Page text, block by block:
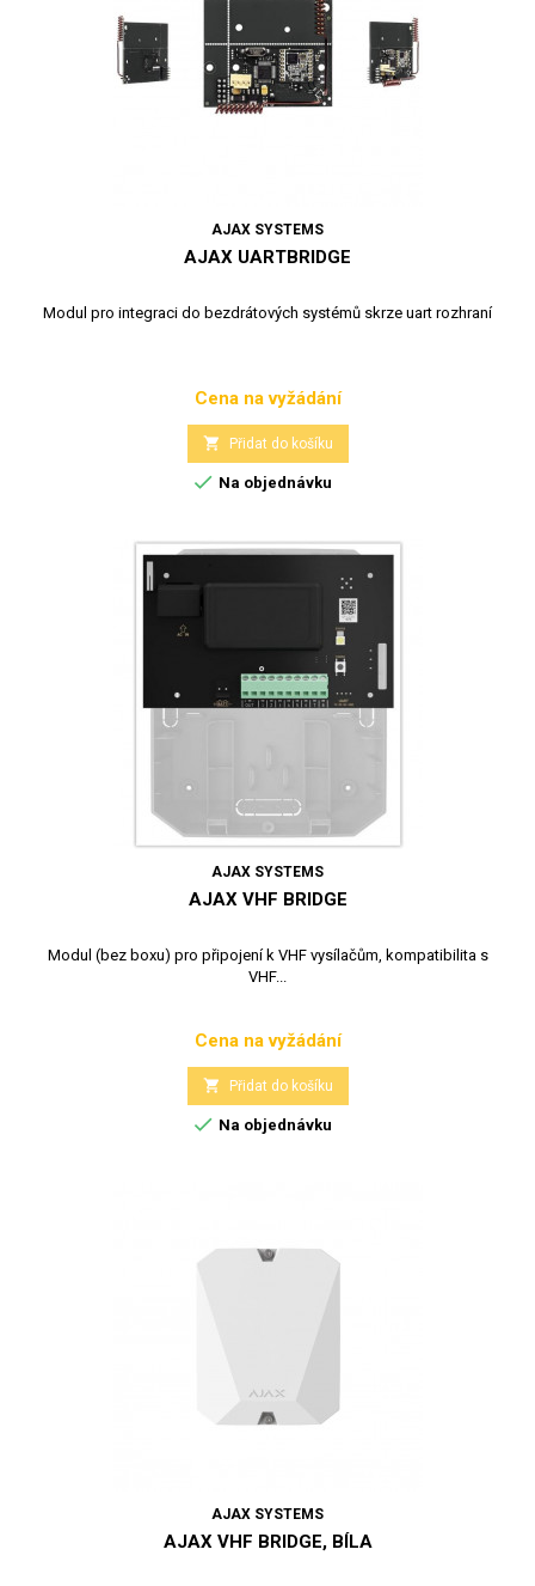
AJAX SYSTEMS
AJAX UARTBRIDGE
Modul pro integraci do bezdrátových systémů skrze uart rozhraní
Cena
Cena na vyžádání
 Přidat do košíku
 Na objednávku
AJAX SYSTEMS
AJAX VHF BRIDGE
Modul (bez boxu) pro připojení k VHF vysílačům, kompatibilita s
VHF...
Cena
Cena na vyžádání
 Přidat do košíku
 Na objednávku
AJAX SYSTEMS
AJAX VHF BRIDGE, BÍLA